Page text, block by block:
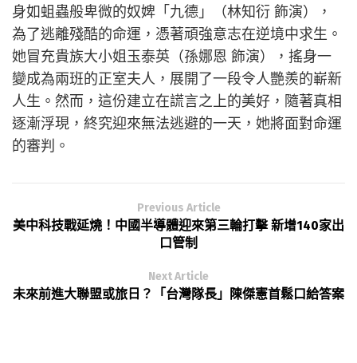
身如蛆蟲般卑微的奴婢「九德」（林知衍 飾演），
為了逃離殘酷的命運，憑著頑強意志在逆境中求生。
她冒充貴族大小姐玉泰英（孫娜恩 飾演），搖身一
變成為兩班的正室夫人，展開了一段令人艷羨的嶄新
人生。然而，這份建立在謊言之上的美好，隨著真相
逐漸浮現，終究迎來無法逃避的一天，她將面對命運
的審判。
Previous Article
美中科技戰延燒！中國半導體迎來第三輪打擊 新增140家出
口管制
Next Article
未來前進大聯盟或旅日？「台灣隊長」陳傑憲首鬆口給答案